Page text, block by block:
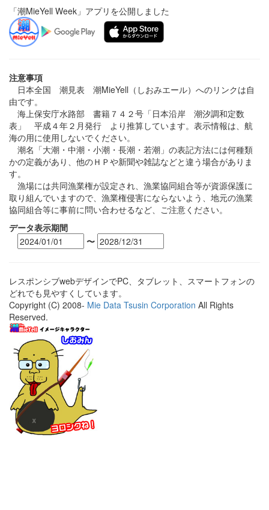
「潮MieYell Week」アプリを公開しました
注意事項
日本全国 潮見表 潮MieYell（しおみエール）へのリンクは自
由です。
海上保安庁水路部 書籍７４２号「日本沿岸 潮汐調和定数
表」 平成４年２月発行 より推算しています。表示情報は、航
海の用に使用しないでください。
潮名「大潮・中潮・小潮・長潮・若潮」の表記方法には何種類
かの定義があり、他のＨＰや新聞や雑誌などと違う場合がありま
す。
漁場には共同漁業権が設定され、漁業協同組合等が資源保護に
取り組んでいますので、漁業権侵害にならないよう、地元の漁業
協同組合等に事前に問い合わせるなど、ご注意ください。
データ表示期間
〜
レスポンシブwebデザインでPC、タブレット、スマートフォンの
どれでも見やすくしています。
Copyright (C) 2008- Mie Data Tsusin Corporation All Rights
Reserved.